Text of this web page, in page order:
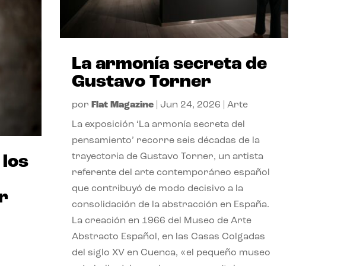
La armonía secreta de
Gustavo Torner
por Flat Magazine| Jun 24, 2026 Arte
La exposición ‘La armonía secreta del
pensamiento’ recorre seis décadas de la
trayectoria de Gustavo Torner, un artista
referente del arte contemporáneo español
que contribuyó de modo decisivo a la
consolidación de la abstracción en España.
La creación en 1966 del Museo de Arte
Abstracto Español, en las Casas Colgadas
del siglo XV en Cuenca, «el pequeño museo